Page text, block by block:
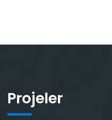
Projeler